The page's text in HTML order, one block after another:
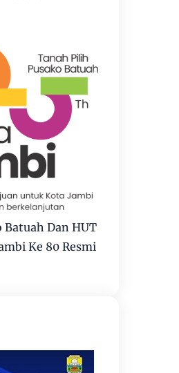
Batuah Dan HUT
Ke 80 Resmi